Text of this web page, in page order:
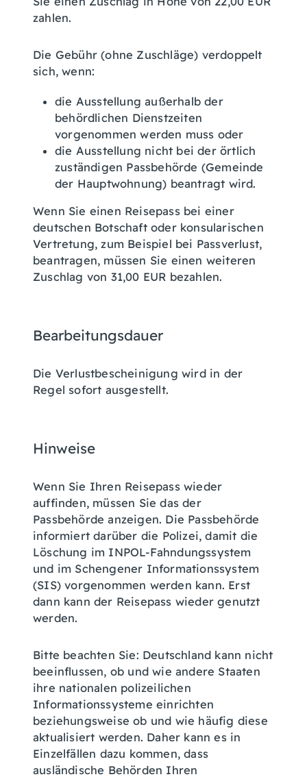
zahlen.
Die Gebühr (ohne Zuschläge) verdoppelt
sich, wenn:
die Ausstellung außerhalb der
behördlichen Dienstzeiten
vorgenommen werden muss oder
die Ausstellung nicht bei der örtlich
zuständigen Passbehörde (Gemeinde
der Hauptwohnung) beantragt wird.
Wenn Sie einen Reisepass bei einer
deutschen Botschaft oder konsularischen
Vertretung, zum Beispiel bei Passverlust,
beantragen, müssen Sie einen weiteren
Zuschlag von 31,00 EUR bezahlen.
Bearbeitungsdauer
Die Verlustbescheinigung wird in der
Regel sofort ausgestellt.
Hinweise
Wenn Sie Ihren Reisepass wieder
auffinden, müssen Sie das der
Passbehörde anzeigen. Die Passbehörde
informiert darüber die Polizei, damit die
Löschung im INPOL-Fahndungssystem
und im Schengener Informationssystem
(SIS) vorgenommen werden kann. Erst
dann kann der Reisepass wieder genutzt
werden.
Bitte beachten Sie: Deutschland kann nicht
beeinflussen, ob und wie andere Staaten
ihre nationalen polizeilichen
Informationssysteme einrichten
beziehungsweise ob und wie häufig diese
aktualisiert werden. Daher kann es in
Einzelfällen dazu kommen, dass
ausländische Behörden Ihren